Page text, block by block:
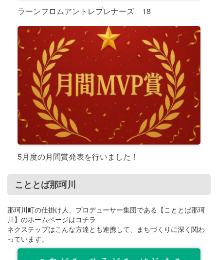
ラーンフロムアントレプレナーズ 18
5月度の月間賞発表を行いました！
こととば那珂川
那珂川町の仕掛け人、プロデューサー集団である【こととば那珂
川】のホームページはコチラ
ネクステップはこんな方達とも連携して、まちづくりに深く関わ
っています。